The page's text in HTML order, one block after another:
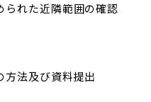
られた近隣範囲の確認
方法及び資料提出